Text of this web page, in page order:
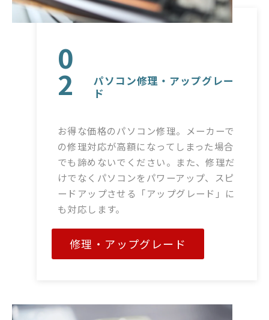
0
2
パソコン修理・アップグレー
ド
お得な価格のパソコン修理。メーカーで
の修理対応が高額になってしまった場合
でも諦めないでください。また、修理だ
けでなくパソコンをパワーアップ、スピ
ードアップさせる「アップグレード」に
も対応します。
修理・アップグレード